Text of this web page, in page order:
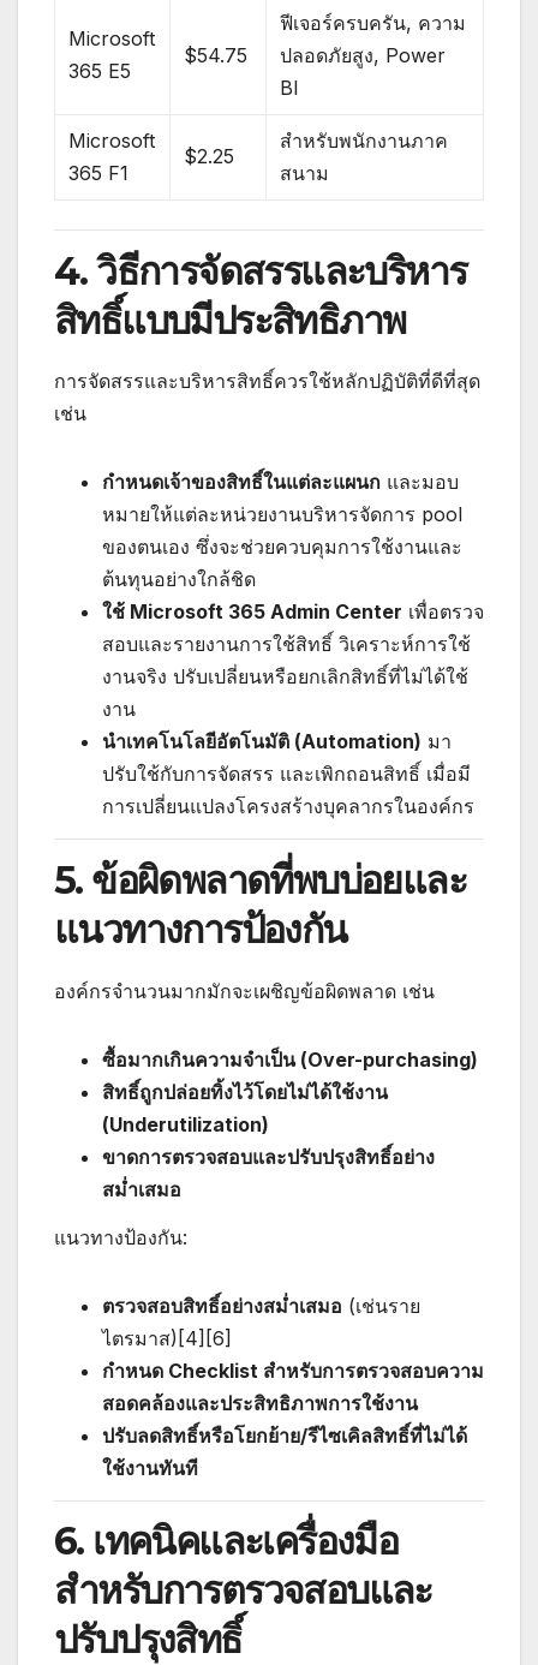
Microsoft
365 E5
$54.75
ฟีเจอร์ครบครัน, ความ
ปลอดภัยสูง, Power
BI
Microsoft
365 F1
$2.25
สำหรับพนักงานภาค
สนาม
4. วิธีการจัดสรรและบริหาร
สิทธิ์แบบมีประสิทธิภาพ
การจัดสรรและบริหารสิทธิ์ควรใช้หลักปฏิบัติที่ดีที่สุด
เช่น
กำหนดเจ้าของสิทธิ์ในแต่ละแผนก และมอบ
หมายให้แต่ละหน่วยงานบริหารจัดการ pool
ของตนเอง ซึ่งจะช่วยควบคุมการใช้งานและ
ต้นทุนอย่างใกล้ชิด
ใช้ Microsoft 365 Admin Center เพื่อตรวจ
สอบและรายงานการใช้สิทธิ์ วิเคราะห์การใช้
งานจริง ปรับเปลี่ยนหรือยกเลิกสิทธิ์ที่ไม่ได้ใช้
งาน
นำเทคโนโลยีอัตโนมัติ (Automation) มา
ปรับใช้กับการจัดสรร และเพิกถอนสิทธิ์ เมื่อมี
การเปลี่ยนแปลงโครงสร้างบุคลากรในองค์กร
5. ข้อผิดพลาดที่พบบ่อยและ
แนวทางการป้องกัน
องค์กรจำนวนมากมักจะเผชิญข้อผิดพลาด เช่น
ซื้อมากเกินความจำเป็น (Over-purchasing)
สิทธิ์ถูกปล่อยทิ้งไว้โดยไม่ได้ใช้งาน
(Underutilization)
ขาดการตรวจสอบและปรับปรุงสิทธิ์อย่าง
สม่ำเสมอ
แนวทางป้องกัน:
ตรวจสอบสิทธิ์อย่างสม่ำเสมอ (เช่นราย
ไตรมาส)[4][6]
กำหนด Checklist สำหรับการตรวจสอบความ
สอดคล้องและประสิทธิภาพการใช้งาน
ปรับลดสิทธิ์หรือโยกย้าย/รีไซเคิลสิทธิ์ที่ไม่ได้
ใช้งานทันที
6. เทคนิคและเครื่องมือ
สำหรับการตรวจสอบและ
ปรับปรุงสิทธิ์